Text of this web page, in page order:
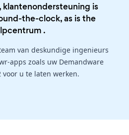
is
the-clock, as is the
.
van deskundige ingenieurs
apps zoals uw Demandware
voor u te laten werken.